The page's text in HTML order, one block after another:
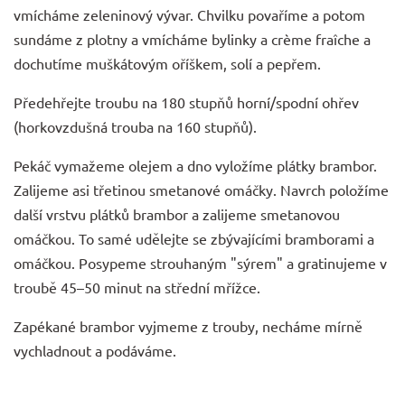
vmícháme zeleninový vývar. Chvilku povaříme a potom
sundáme z plotny a vmícháme bylinky a crème fraîche a
dochutíme muškátovým oříškem, solí a pepřem.
Předehřejte troubu na 180 stupňů horní/spodní ohřev
(horkovzdušná trouba na 160 stupňů).
Pekáč vymažeme olejem a dno vyložíme plátky brambor.
Zalijeme asi třetinou smetanové omáčky. Navrch položíme
další vrstvu plátků brambor a zalijeme smetanovou
omáčkou. To samé udělejte se zbývajícími bramborami a
omáčkou. Posypeme strouhaným "sýrem" a gratinujeme v
troubě 45–50 minut na střední mřížce.
Zapékané brambor vyjmeme z trouby, necháme mírně
vychladnout a podáváme.